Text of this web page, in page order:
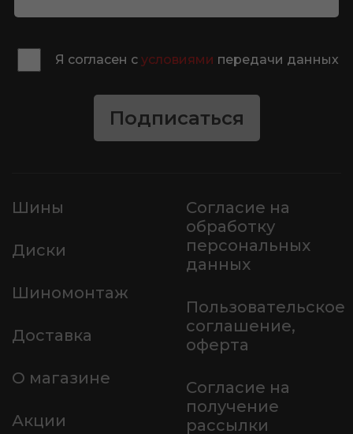
Я согласен с условиями передачи данных
Подписаться
Шины
Диски
Шиномонтаж
Доставка
О магазине
Акции
Согласие на
обработку
персональных
данных
Пользовательское
соглашение,
оферта
Согласие на
получение
рассылки